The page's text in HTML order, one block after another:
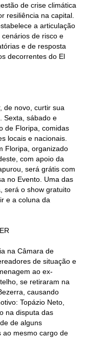
de crise climática
resiliência na capital.
a articulação
de risco e
e de resposta
decorrentes do El
de novo, curtir sua
Sexta, sábado e
de Floripa, comidas
locais e nacionais.
Floripa, organizado
com apoio da
será grátis com
no Evento. Uma das
será o show gratuito
e a coluna da
na Câmara de
de situação e
ao ex-
se retiraram na
causando
Topázio Neto,
na disputa das
de alguns
ao mesmo cargo de